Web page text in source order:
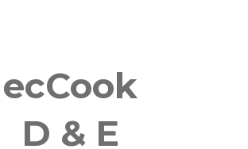
ecCook
D & E